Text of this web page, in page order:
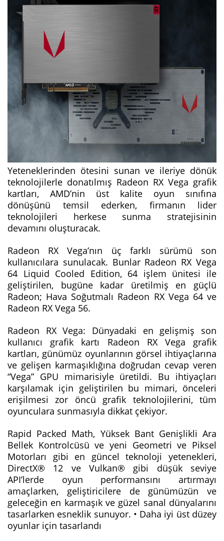
Yeteneklerinden ötesini sunan ve ileriye dönük
teknolojilerle donatılmış Radeon RX Vega grafik
kartları, AMD’nin üst kalite oyun sınıfına
dönüşünü temsil ederken, firmanın lider
teknolojileri herkese sunma stratejisinin
devamını oluşturacak.
Radeon RX Vega’nın üç farklı sürümü son
kullanıcılara sunulacak. Bunlar Radeon RX Vega
64 Liquid Cooled Edition, 64 işlem ünitesi ile
geliştirilen, bugüne kadar üretilmiş en güçlü
Radeon; Hava Soğutmalı Radeon RX Vega 64 ve
Radeon RX Vega 56.
Radeon RX Vega: Dünyadaki en gelişmiş son
kullanıcı grafik kartı Radeon RX Vega grafik
kartları, günümüz oyunlarının görsel ihtiyaçlarına
ve gelişen karmaşıklığına doğrudan cevap veren
“Vega” GPU mimarisiyle üretildi. Bu ihtiyaçları
karşılamak için geliştirilen bu mimari, önceleri
erişilmesi zor öncü grafik teknolojilerini, tüm
oyunculara sunmasıyla dikkat çekiyor.
Rapid Packed Math, Yüksek Bant Genişlikli Ara
Bellek Kontrolcüsü ve yeni Geometri ve Piksel
Motorları gibi en güncel teknoloji yetenekleri,
DirectX® 12 ve Vulkan® gibi düşük seviye
API’lerde oyun performansını artırmayı
amaçlarken, geliştiricilere de günümüzün ve
geleceğin en karmaşık ve güzel sanal dünyalarını
tasarlarken esneklik sunuyor. • Daha iyi üst düzey
oyunlar için tasarlandı